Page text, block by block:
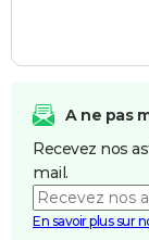
A ne pas
Recevez nos
mail.
En savoir plus sur